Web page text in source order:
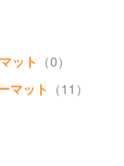
ット （0）
マット （11）